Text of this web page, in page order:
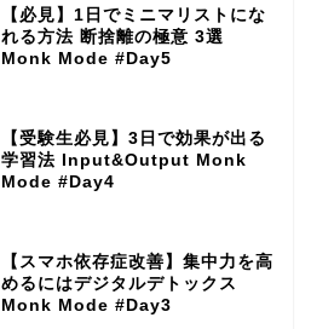
【必見】1日でミニマリストにな
れる方法 断捨離の極意 3選
Monk Mode #Day5
【受験生必見】3日で効果が出る
学習法 Input&Output Monk
Mode #Day4
【スマホ依存症改善】集中力を高
めるにはデジタルデトックス
Monk Mode #Day3